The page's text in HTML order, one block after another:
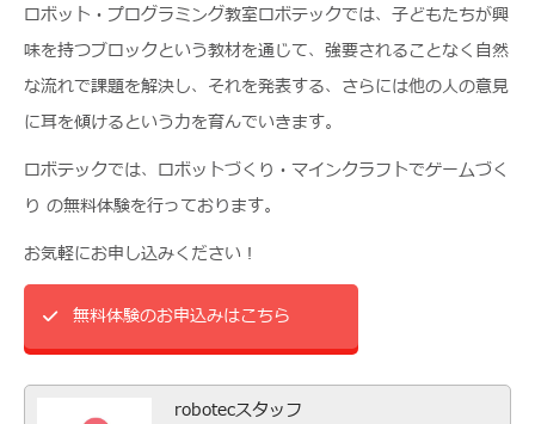
ロボット・プログラミング教室ロボテックでは、子どもたちが興
味を持つブロックという教材を通じて、強要されることなく自然
な流れで課題を解決し、それを発表する、さらには他の人の意見
に耳を傾けるという力を育んでいきます。
ロボテックでは、ロボットづくり・マインクラフトでゲームづく
り の無料体験を行っております。
お気軽にお申し込みください！
無料体験のお申込みはこちら
robotecスタッフ